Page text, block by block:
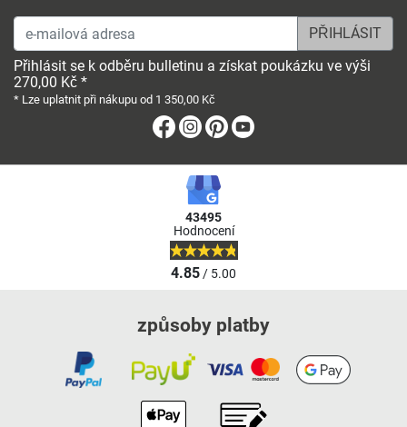
e-mailová adresa
Přihlásit se k odběru bulletinu a získat poukázku ve výši
270,00 Kč *
* Lze uplatnit při nákupu od 1 350,00 Kč
Facebook
Instagram
Pinterest
43495
Hodnocení
4.85/ 5.00
způsoby platby